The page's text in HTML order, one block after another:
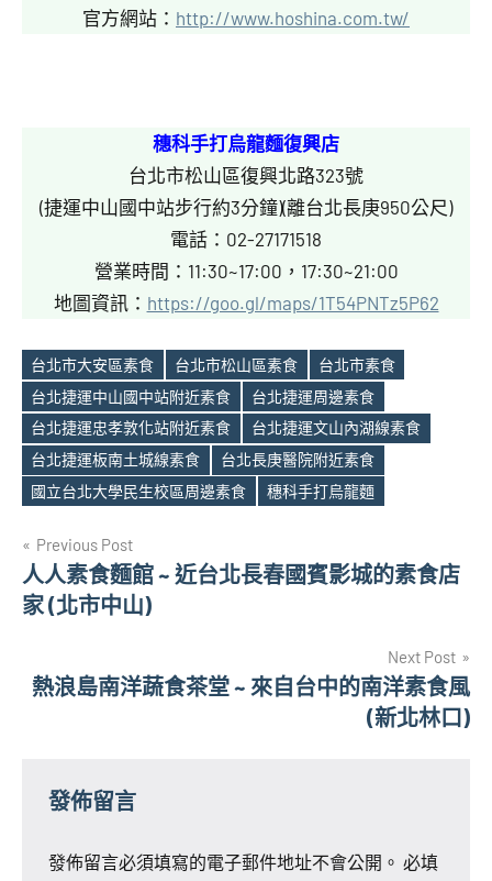
官方網站： http://www.hoshina.com.tw/
穗科手打烏龍麵復興店
台北市松山區復興北路323號
(捷運中山國中站步行約3分鐘)(離台北長庚950公尺)
電話：02-27171518
營業時間：11:30~17:00，17:30~21:00
地圖資訊： https://goo.gl/maps/1T54PNTz5P62
Tags
台北市大安區素食 台北市松山區素食
台北市素食
台北捷運中山國中站附近素食
台北捷運周邊素食
台北捷運忠孝敦化站附近素食
台北捷運文山內湖線素食
台北捷運板南土城線素食
台北長庚醫院附近素食
國立台北大學民生校區周邊素食
穗科手打烏龍麵
文
章
覽
Previous Post
人人素食麵館 ~ 近台北長春國賓影城的素食店
家 (北市中山)
Next Post
熱浪島南洋蔬食茶堂 ~ 來自台中的南洋素食風
(新北林口)
發佈留言
發佈留言必須填寫的電子郵件地址不會公開。 必填